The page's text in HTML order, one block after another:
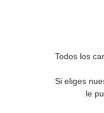
Todos los
Si eliges
le